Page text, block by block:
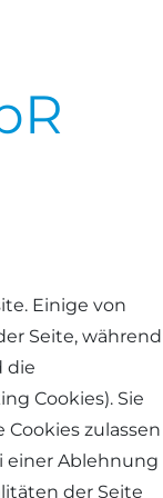
Einige von
Seite, während
die
Cookies). Sie
zulassen
einer Ablehnung
der Seite